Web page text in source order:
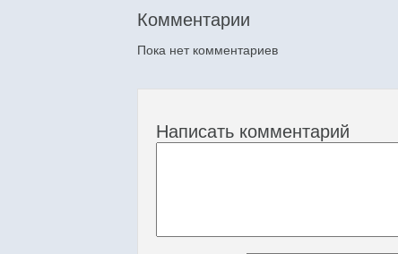
Комментарии
Пока нет комментариев
Написать комментарий